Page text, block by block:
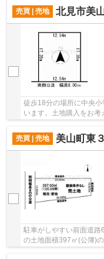
売買 | 売地 北見市美
徒歩18分の場所に中央
います。土地購入をお考
の土地です。不動産情報
売買 | 売地
美山町東
駐車がしやすい前面道路
の土地面積397㎡(公簿)
売地となっています。価